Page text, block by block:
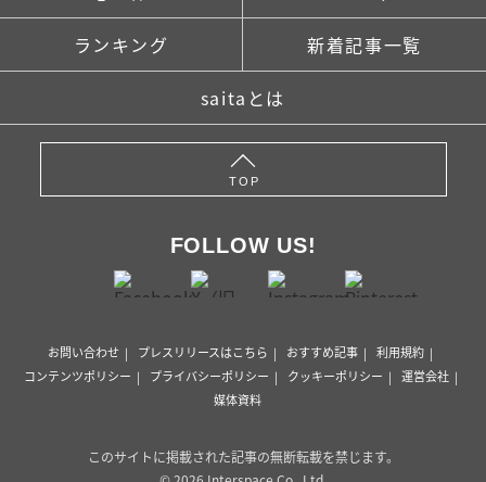
ランキング 新着記事一覧
saitaとは
TOP
FOLLOW US!
お問い合わせ プレスリリースはこちら おすすめ記事
利用規約
コンテンツポリシー
プライバシーポリシー クッキーポリシー
運営会社
媒体資料
このサイトに掲載された記事の無断転載を禁じます。